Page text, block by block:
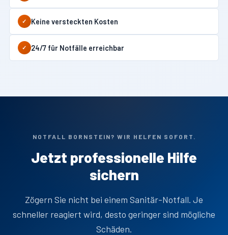
✓ Keine versteckten Kosten
✓ 24/7 für Notfälle erreichbar
NOTFALL BORNSTEIN? WIR HELFEN SOFORT.
Jetzt professionelle Hilfe
sichern
Zögern Sie nicht bei einem Sanitär-Notfall. Je
schneller reagiert wird, desto geringer sind mögliche
Schäden.